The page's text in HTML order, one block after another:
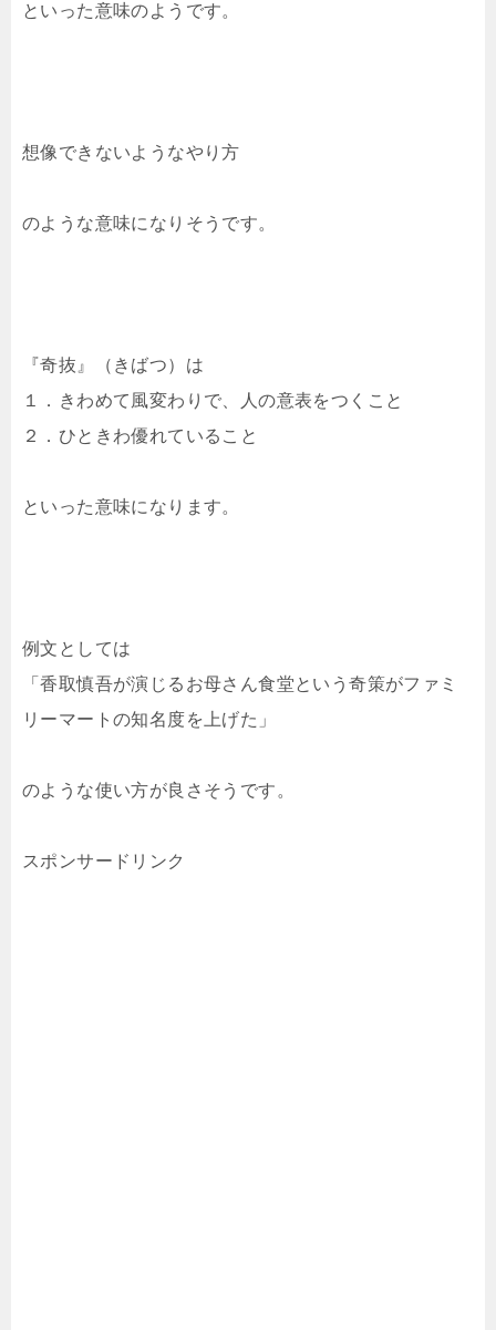
といった意味のようです。
想像できないようなやり方
のような意味になりそうです。
『奇抜』（きばつ）は
１．きわめて風変わりで、人の意表をつくこと
２．ひときわ優れていること
といった意味になります。
例文としては
「香取慎吾が演じるお母さん食堂という奇策がファミ
リーマートの知名度を上げた」
のような使い方が良さそうです。
スポンサードリンク